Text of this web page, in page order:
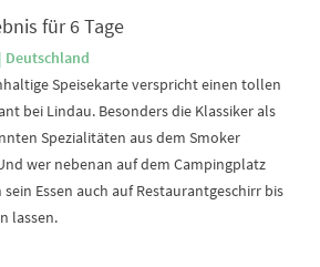
für 6 Tage
Deutschland
Speisekarte verspricht einen tollen
bei Lindau. Besonders die Klassiker als
Spezialitäten aus dem Smoker
wer nebenan auf dem Campingplatz
Essen auch auf Restaurantgeschirr bis
lassen.